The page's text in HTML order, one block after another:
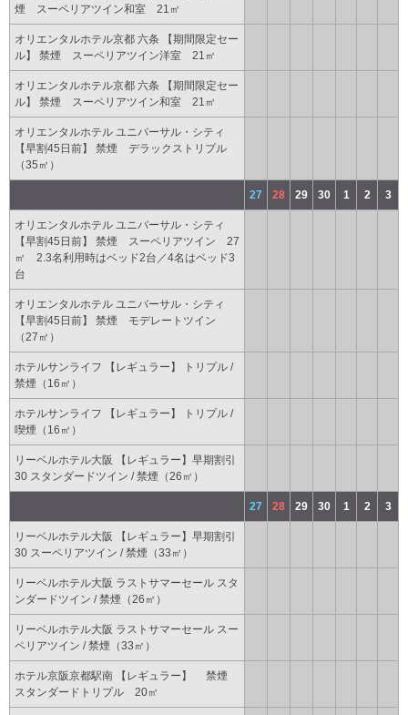
煙 スーペリアツイン和室 21㎡
オリエンタルホテル京都 六条 【期間限定セー
ル】 禁煙 スーペリアツイン洋室 21㎡
オリエンタルホテル京都 六条 【期間限定セー
ル】 禁煙 スーペリアツイン和室 21㎡
オリエンタルホテル ユニバーサル・シティ
【早割45日前】 禁煙 デラックストリプル
（35㎡）
27 28 29 30 1 2 3
オリエンタルホテル ユニバーサル・シティ
【早割45日前】 禁煙 スーペリアツイン 27
㎡ 2.3名利用時はベッド2台／4名はベッド3
台
オリエンタルホテル ユニバーサル・シティ
【早割45日前】 禁煙 モデレートツイン
（27㎡）
ホテルサンライフ 【レギュラー】 トリプル /
禁煙（16㎡）
ホテルサンライフ 【レギュラー】 トリプル /
喫煙（16㎡）
リーベルホテル大阪 【レギュラー】早期割引
30 スタンダードツイン / 禁煙（26㎡）
27 28 29 30 1 2 3
リーベルホテル大阪 【レギュラー】早期割引
30 スーペリアツイン / 禁煙（33㎡）
リーベルホテル大阪 ラストサマーセール スタ
ンダードツイン / 禁煙（26㎡）
リーベルホテル大阪 ラストサマーセール スー
ペリアツイン / 禁煙（33㎡）
ホテル京阪京都駅南 【レギュラー】 禁煙
スタンダードトリプル 20㎡